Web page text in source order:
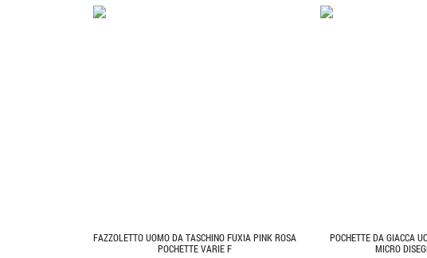
FAZZOLETTO UOMO DA TASCHINO FUXIA PINK ROSA
POCHETTE VARIE F
POCHETTE DA GIACCA
MICRO